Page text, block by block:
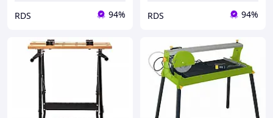
RDS 94% RDS 94%